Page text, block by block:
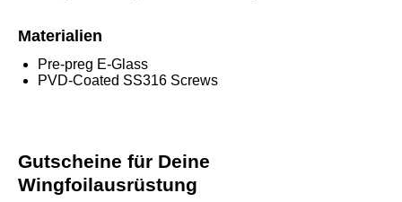
Materialien
Pre-preg E-Glass
PVD-Coated SS316 Screws
Gutscheine für Deine
Wingfoilausrüstung